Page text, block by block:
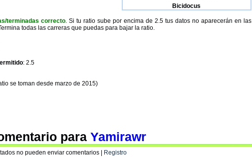
Bicidocus
terminadas correcto. Si tu ratio sube por encima de 2.5 tus datos no aparecerán en las
todas las carreras que puedas para bajar la ratio.
: 2.5
se toman desde marzo de 2015)
para Yamirawr
no pueden enviar comentarios | Registro